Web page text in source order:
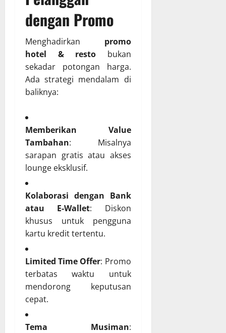
dengan Promo
Menghadirkan promo
hotel & resto bukan
sekadar potongan harga.
Ada strategi mendalam di
baliknya:
Memberikan Value
Tambahan: Misalnya
sarapan gratis atau akses
lounge eksklusif.
Kolaborasi dengan Bank
atau E-Wallet: Diskon
khusus untuk pengguna
kartu kredit tertentu.
Limited Time Offer: Promo
terbatas waktu untuk
mendorong keputusan
cepat.
Tema Musiman: